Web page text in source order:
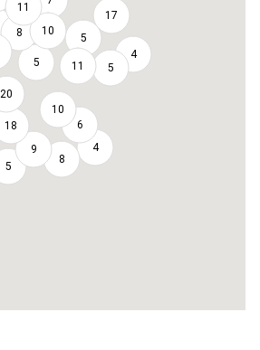
11
8
20
10
5
18
5
5
11
10
9
17
5
8
6
4
4